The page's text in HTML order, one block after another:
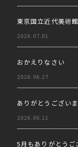
東京国立近代美術館
2026.07.01
おかえりなさい
2026.06.27
ありがとうございま
2026.06.11
5月もありがとうご